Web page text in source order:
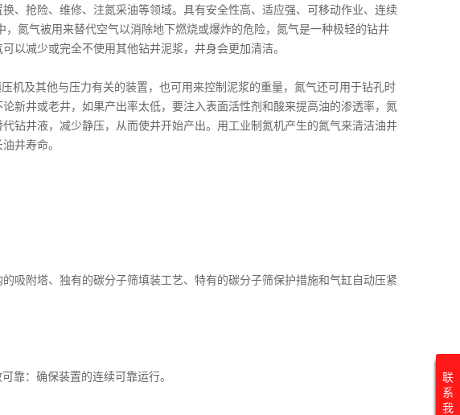
、抢险、维修、注氮采油等领域。具有安全性高、适应强、可移动作业、连续
氮气被用来替代空气以消除地下燃烧或爆炸的危险，氮气是一种极轻的钻井
以减少或完全不使用其他钻井泥浆，井身会更加清洁。
机及其他与压力有关的装置，也可用来控制泥浆的重量，氮气还可用于钻孔时
新井或老井，如果产出率太低，要注入表面活性剂和酸来提高油的渗透率，氮
钻井液，减少静压，从而使井开始产出。用工业制氮机产生的氮气来清洁油井
井寿命。
吸附塔、独有的碳分子筛填装工艺、特有的碳分子筛保护措施和气缸自动压紧
靠：确保装置的连续可靠运行。
联
系
我